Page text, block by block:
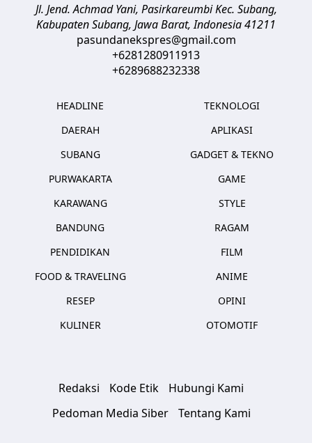
Jl. Jend. Achmad Yani, Pasirkareumbi Kec. Subang,
Kabupaten Subang, Jawa Barat,Indonesia41211
pasundanekspres@gmail.com
+6281280911913
+6289688232338
HEADLINE
DAERAH
SUBANG
PURWAKARTA
KARAWANG
BANDUNG
PENDIDIKAN
FOOD & TRAVELING
RESEP
KULINER
TEKNOLOGI
APLIKASI
GADGET & TEKNO
GAME
STYLE
RAGAM
FILM
ANIME
OPINI
OTOMOTIF
Redaksi Kode Etik
Hubungi Kami
Pedoman Media Siber
Tentang Kami